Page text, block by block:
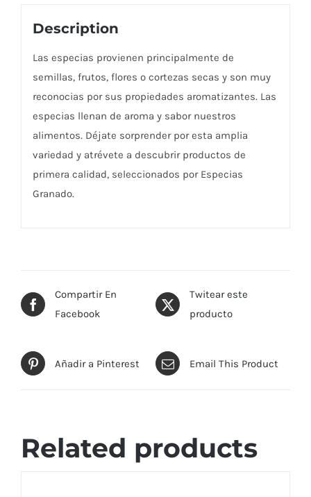
Description
Las especias provienen principalmente de
semillas, frutos, flores o cortezas secas y son muy
reconocias por sus propiedades aromatizantes. Las
especias llenan de aroma y sabor nuestros
alimentos. Déjate sorprender por esta amplia
variedad y atrévete a descubrir productos de
primera calidad, seleccionados por Especias
Granado.
Compartir En
Facebook
Twitear este
producto
Añadir a Pinterest Email This Product
Related products